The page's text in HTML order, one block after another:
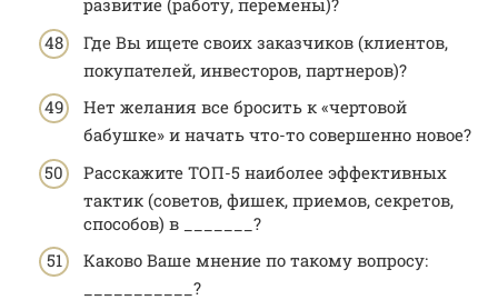
развитие (работу, перемены)?
Где Вы ищете своих заказчиков (клиентов,
покупателей, инвесторов, партнеров)?
Нет желания все бросить к «чертовой
бабушке» и начать что-то совершенно новое?
Расскажите ТОП-5 наиболее эффективных
тактик (советов, фишек, приемов, секретов,
способов) в _______?
Каково Ваше мнение по такому вопросу:
___________?